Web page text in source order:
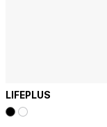
LIFEPLUS